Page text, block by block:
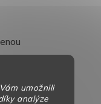
umožnili
analýze